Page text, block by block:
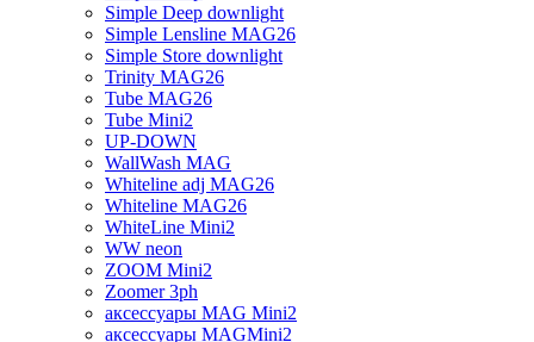
Simple Deep downlight
Simple Lensline MAG26
Simple Store downlight
Trinity MAG26
Tube MAG26
Tube Mini2
UP-DOWN
WallWash MAG
Whiteline adj MAG26
Whiteline MAG26
WhiteLine Mini2
WW neon
ZOOM Mini2
Zoomer 3ph
аксессуары MAG Mini2
аксессуары MAGMini2